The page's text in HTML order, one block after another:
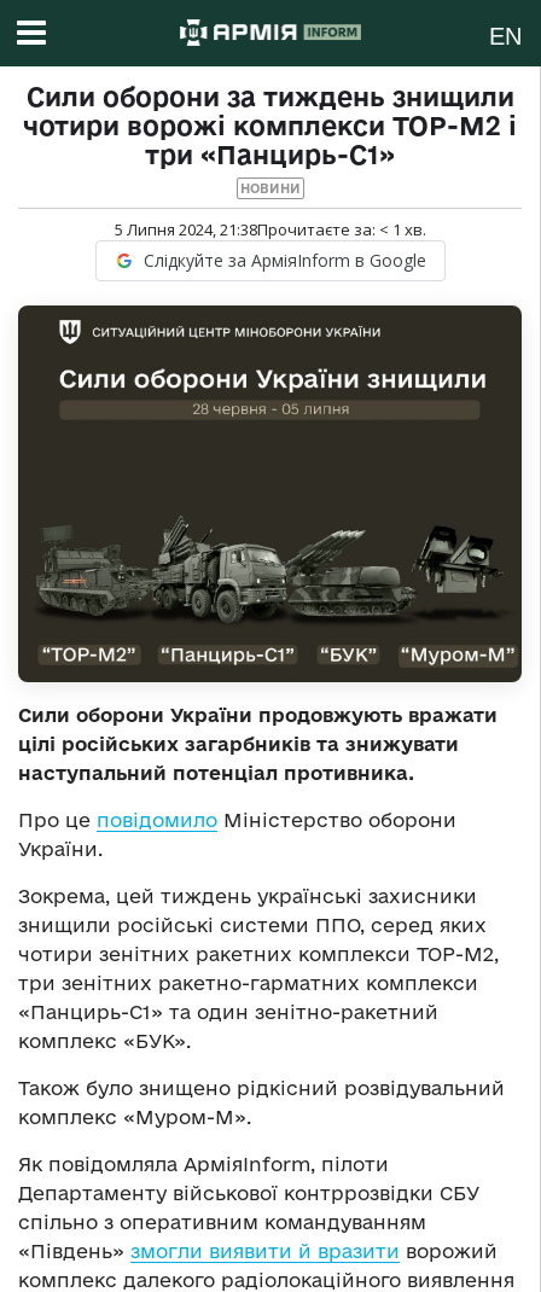
EN
Сили оборони за тиждень знищили
чотири ворожі комплекси ТОР-М2 і
три «Панцирь-С1»
НОВИНИ
5 Липня 2024, 21:38Прочитаєте за: < 1 хв.
Слідкуйте за АрміяInform в Google
Сили оборони України продовжують вражати
цілі російських загарбників та знижувати
наступальний потенціал противника.
Про це повідомило Міністерство оборони
України.
Зокрема, цей тиждень українські захисники
знищили російські системи ППО, серед яких
чотири зенітних ракетних комплекси ТОР-М2,
три зенітних ракетно-гарматних комплекси
«Панцирь-С1» та один зенітно-ракетний
комплекс «БУК».
Також було знищено рідкісний розвідувальний
комплекс «Муром-М».
Як повідомляла АрміяInform, пілоти
Департаменту військової контррозвідки СБУ
спільно з оперативним командуванням
«Південь» змогли виявити й вразити ворожий
комплекс далекого радіолокаційного виявлення